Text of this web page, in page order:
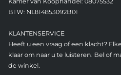
BTW: NL814853092B01
KLANTENSERVICE
Heeft u een vraag of een klacht?
klaar om naar u te luisteren. Bel of
de winkel.